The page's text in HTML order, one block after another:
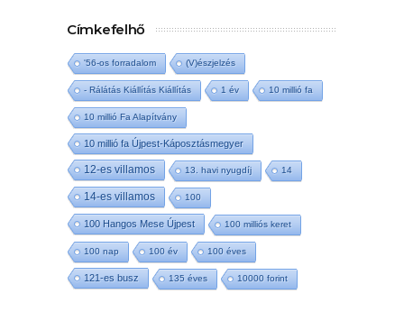
Címkefelhő
'56-os forradalom (V)észjelzés
- Rálátás Kiállítás Kiállítás 1 év 10 millió fa
10 millió Fa Alapítvány
10 millió fa Újpest-Káposztásmegyer
12-es villamos 13. havi nyugdíj 14
14-es villamos 100
100 Hangos Mese Újpest 100 milliós keret
100 nap 100 év 100 éves
121-es busz 135 éves 10000 forint